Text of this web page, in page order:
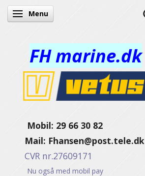
Skifte navigation
Menu
FH marine.dk
Mobil: 29 66 30 82
Mail: Fhansen@post.tele.dk
CVR nr.27609171
Nu også med mobil pay